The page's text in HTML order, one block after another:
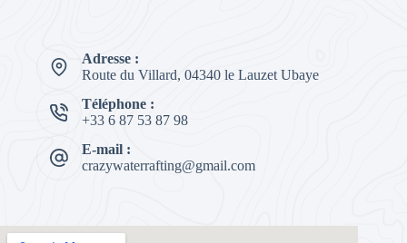
Adresse :
Route du Villard, 04340 le Lauzet Ubaye
Téléphone :
+33 6 87 53 87 98
E-mail :
crazywaterrafting@gmail.com